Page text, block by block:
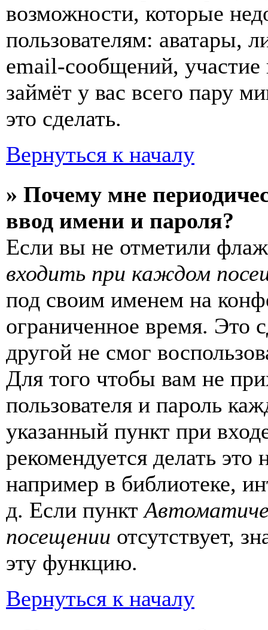
возможности, которые
пользователям: аватары,
email-сообщений, участие
займёт у вас всего пару
это сделать.
Вернуться к началу
» Почему мне
ввод имени и пароля?
Если вы не отметили
входить при каждом
под своим именем на
ограниченное время. Это
другой не смог
Для того чтобы вам не
пользователя и пароль
указанный пункт при
рекомендуется делать
например в библиотеке,
д. Если пункт
посещении отсутствует,
эту функцию.
Вернуться к началу